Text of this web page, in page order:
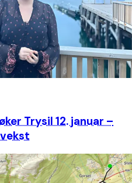
Trysil 12. januar –